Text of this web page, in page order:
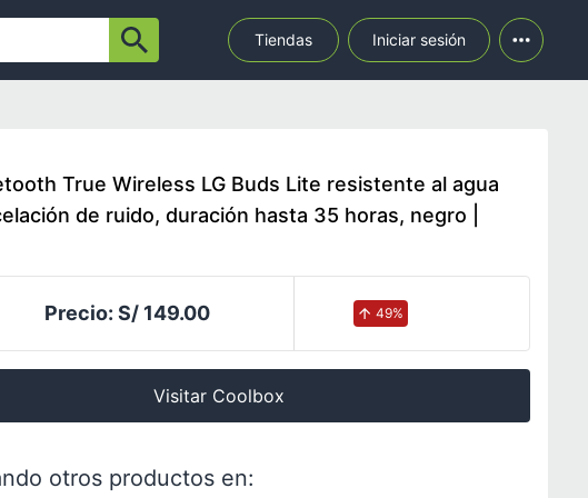
Tiendas Iniciar sesión
True Wireless LG Buds Lite resistente al agua
de ruido, duración hasta 35 horas, negro |
Precio: S/ 149.00 49%
Visitar Coolbox
otros productos en: